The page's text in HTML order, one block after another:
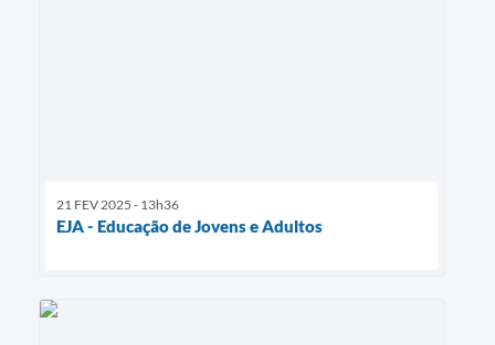
21 FEV 2025 - 13h36
EJA - Educação de Jovens e Adultos